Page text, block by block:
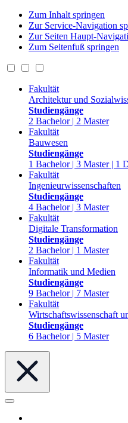
Zum Inhalt springen
Zur Service-Navigation
Zur Seiten Haupt-
Zum Seitenfuß springen
Fakultät
Architektur und
Studiengänge
2 Bachelor | 2 Master
Fakultät
Bauwesen
Studiengänge
1 Bachelor | 3 Master | 1
Fakultät
Ingenieurwissenschaften
Studiengänge
4 Bachelor | 3 Master
Fakultät
Digitale Transformation
Studiengänge
2 Bachelor | 1 Master
Fakultät
Informatik und Medien
Studiengänge
9 Bachelor | 7 Master
Fakultät
Wirtschaftswissenschaft
Studiengänge
6 Bachelor | 5 Master